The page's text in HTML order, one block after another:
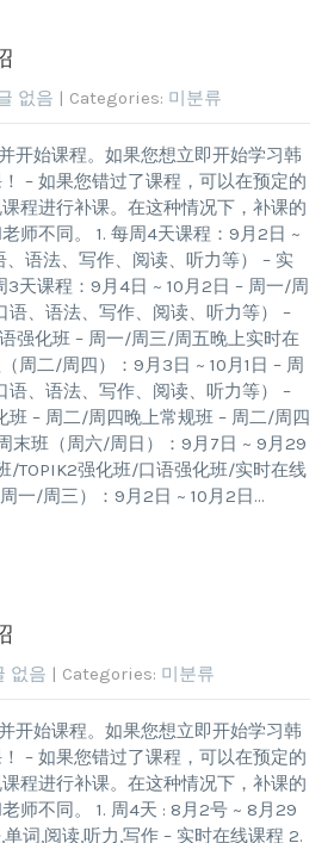
없음 | Categories: 미분류
开始课程。如果您想立即开始学习韩
– 如果您错过了课程，可以在预定的
程进行补课。在这种情况下，补课的
师不同。 1. 每周4天课程：9月2日 ~
、语法、写作、阅读、听力等） – 实
3天课程：9月4日 ~ 10月2日 – 周一/周
、语法、写作、阅读、听力等） –
强化班 – 周一/周三/周五晚上实时在
周二/周四）：9月3日 ~ 10月1日 – 周
、语法、写作、阅读、听力等） –
班 – 周二/周四晚上常规班 – 周二/周四
末班（周六/周日）：9月7日 ~ 9月29
/TOPIK2强化班/口语强化班/实时在线
一/周三）：9月2日 ~ 10月2日…
없음 | Categories: 미분류
开始课程。如果您想立即开始学习韩
– 如果您错过了课程，可以在预定的
程进行补课。在这种情况下，补课的
师不同。 1. 周4天 : 8月2号 ~ 8月29
词,阅读,听力,写作 – 实时在线课程 2.